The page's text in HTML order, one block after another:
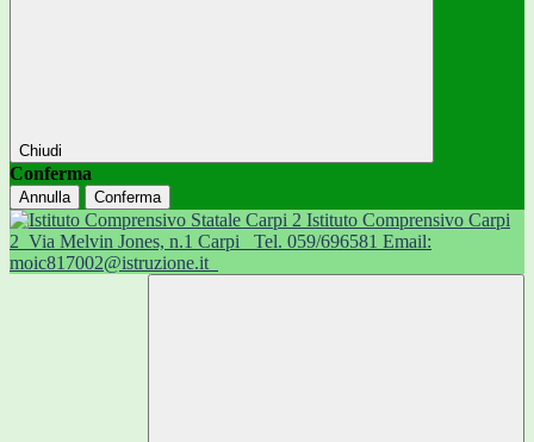
Chiudi
Conferma
Annulla Conferma
Istituto Comprensivo Carpi
2 Via Melvin Jones, n.1 Carpi
Tel. 059/696581 Email:
moic817002@istruzione.it